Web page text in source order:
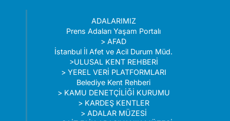
ADALARIMIZ
Prens Adaları Yaşam Portalı
>AFAD
İstanbul İl Afet ve Acil Durum Müd.
>ULUSAL KENT REHBERİ
> YEREL VERİ PLATFORMLARI
Belediye Kent Rehberi
> KAMU DENETÇİLİĞİ KURUMU
> KARDEŞ KENTLER
> ADALAR MÜZESİ